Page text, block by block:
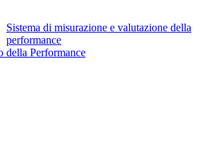
Sistema di misurazione e valutazione della
performance
della Performance